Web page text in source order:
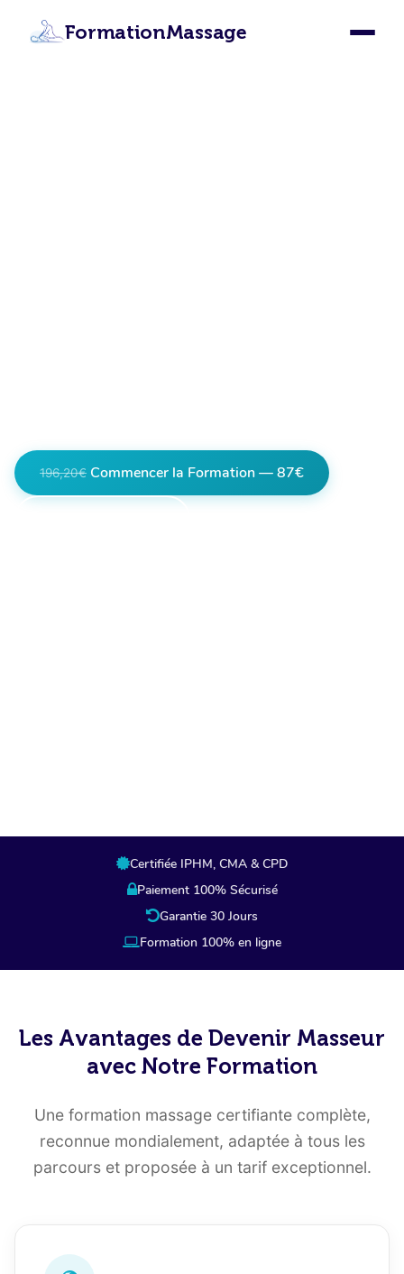
FormationMassage
196,20€ Commencer la Formation — 87€
Certifiée IPHM, CMA & CPD
Paiement 100% Sécurisé
Garantie 30 Jours
Formation 100% en ligne
Les Avantages de Devenir Masseur
avec Notre Formation
Une formation massage certifiante complète,
reconnue mondialement, adaptée à tous les
parcours et proposée à un tarif exceptionnel.